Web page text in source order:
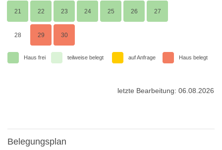
21 22 23 24 25 26 27
28 29 30
Haus frei teilweise belegt auf Anfrage Haus belegt
letzte Bearbeitung: 06.08.2026
Belegungsplan